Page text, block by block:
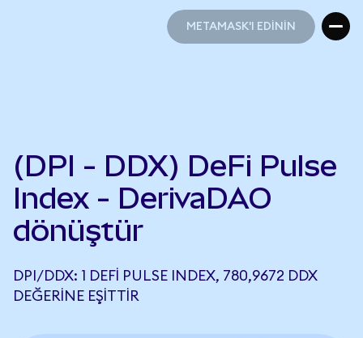
METAMASK'I EDİNİN
(DPI - DDX) DeFi Pulse
Index - DerivaDAO
dönüştür
DPI/DDX: 1 DEFI PULSE INDEX, 780,9672 DDX
DEĞERINE EŞITTIR